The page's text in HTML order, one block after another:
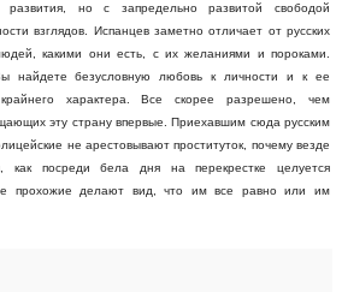
развития, но с запредельно развитой свободой
взглядов. Испанцев заметно отличает от русских
какими они есть, с их желаниями и пороками.
найдете безусловную любовь к личности и к ее
характера. Все скорее разрешено, чем
эту страну впервые. Приехавшим сюда русским
не арестовывают проституток, почему везде
как посреди бела дня на перекрестке целуется
прохожие делают вид, что им все равно или им